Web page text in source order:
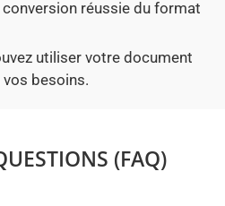
réussie du format
utiliser votre document
besoins.
(FAQ)